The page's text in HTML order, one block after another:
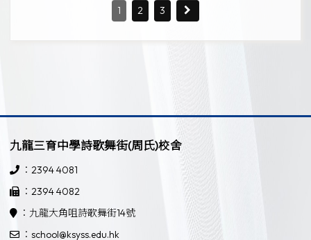
1 2 3
九龍三育中學詩歌舞街(周氏)校舍
：2394 4081
：2394 4082
：九龍大角咀詩歌舞街14號
：school@ksyss.edu.hk